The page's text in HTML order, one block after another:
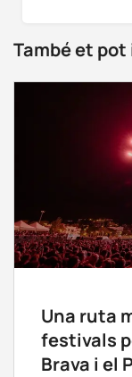
També et
Una ruta
festivals
Brava i el